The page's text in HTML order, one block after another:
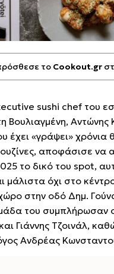
το Cookout.gr
sushi chef του
Βουλιαγμένη, Αντώνης
έχει «γράψει» χρόνια
αποφάσισε να
το δικό του spot,
μάλιστα όχι στο
στην οδό Δημ.
του συμπλήρωσαν
Γιάννης Τζοινάλ,
Ανδρέας